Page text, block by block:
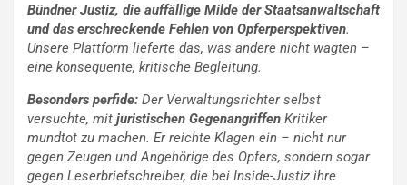
Bündner Justiz, die auffällige Milde der Staatsanwaltschaft
und das erschreckende Fehlen von Opferperspektiven.
Unsere Plattform lieferte das, was andere nicht wagten –
eine konsequente, kritische Begleitung.
Besonders perfide: Der Verwaltungsrichter selbst
versuchte, mit juristischen Gegenangriffen Kritiker
mundtot zu machen. Er reichte Klagen ein – nicht nur
gegen Zeugen und Angehörige des Opfers, sondern sogar
gegen Leserbriefschreiber, die bei Inside-Justiz ihre